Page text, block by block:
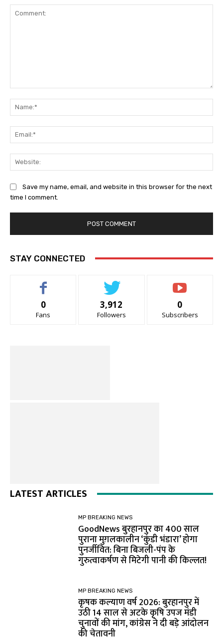
Save my name, email, and website in this browser for the next
time I comment.
STAY CONNECTED
0
Fans
3,912
Followers
0
Subscribers
LATEST ARTICLES
MP BREAKING NEWS
GoodNews बुरहानपुर का 400 साल
पुराना मुग़लकालीन ‘कुंडी भंडारा’ होगा
पुनर्जीवित: बिना बिजली-पंप के
गुरुत्वाकर्षण से मिटेगी पानी की किल्लत!
MP BREAKING NEWS
कृषक कल्याण वर्ष 2026: बुरहानपुर में
उठी 14 साल से अटके कृषि उपज मंडी
चुनावों की मांग, कांग्रेस ने दी बड़े आंदोलन
की चेतावनी